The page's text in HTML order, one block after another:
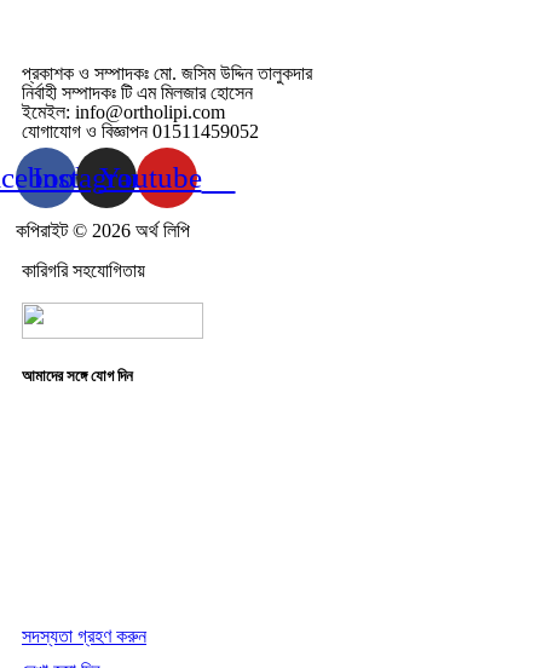
প্রকাশক ও সম্পাদকঃ মো. জসিম উদ্দিন তালুকদার
নির্বাহী সম্পাদকঃ টি এম মিলজার হোসেন
ইমেইল: info@ortholipi.com
যোগাযোগ ও বিজ্ঞাপন 01511459052
Instagram
Youtube
কপিরাইট © 2026 অর্থ লিপি
কারিগরি সহযোগিতায়
আমাদের সঙ্গে যোগ দিন
সদস্যতা গ্রহণ করুন